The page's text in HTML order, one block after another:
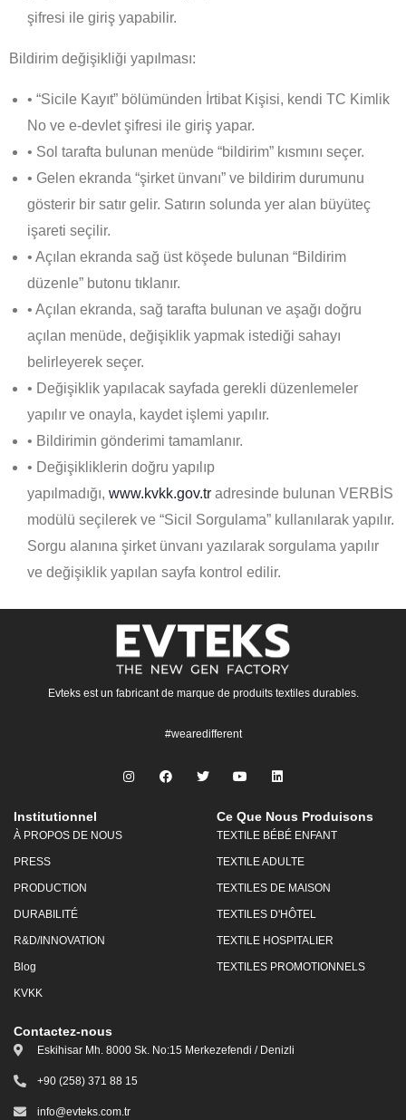
şifresi ile giriş yapabilir.
Bildirim değişikliği yapılması:
• “Sicile Kayıt” bölümünden İrtibat Kişisi, kendi TC Kimlik
No ve e-devlet şifresi ile giriş yapar.
• Sol tarafta bulunan menüde “bildirim” kısmını seçer.
• Gelen ekranda “şirket ünvanı” ve bildirim durumunu
gösterir bir satır gelir. Satırın solunda yer alan büyüteç
işareti seçilir.
• Açılan ekranda sağ üst köşede bulunan “Bildirim
düzenle” butonu tıklanır.
• Açılan ekranda, sağ tarafta bulunan ve aşağı doğru
açılan menüde, değişiklik yapmak istediği sahayı
belirleyerek seçer.
• Değişiklik yapılacak sayfada gerekli düzenlemeler
yapılır ve onayla, kaydet işlemi yapılır.
• Bildirimin gönderimi tamamlanır.
• Değişikliklerin doğru yapılıp
yapılmadığı, www.kvkk.gov.tr adresinde bulunan VERBİS
modülü seçilerek ve “Sicil Sorgulama” kullanılarak yapılır.
Sorgu alanına şirket ünvanı yazılarak sorgulama yapılır
ve değişiklik yapılan sayfa kontrol edilir.
Evteks est un fabricant de marque de produits textiles durables.
#wearedifferent
Institutionnel
À PROPOS DE NOUS
PRESS
PRODUCTION
DURABILITÉ
R&D/INNOVATION
Blog
KVKK
Ce Que Nous Produisons
TEXTILE BÉBÉ ENFANT
TEXTILE ADULTE
TEXTILES DE MAISON
TEXTILES D'HÔTEL
TEXTILE HOSPITALIER
TEXTILES PROMOTIONNELS
Contactez-nous
Eskihisar Mh. 8000 Sk. No:15 Merkezefendi / Denizli
+90 (258) 371 88 15
info@evteks.com.tr